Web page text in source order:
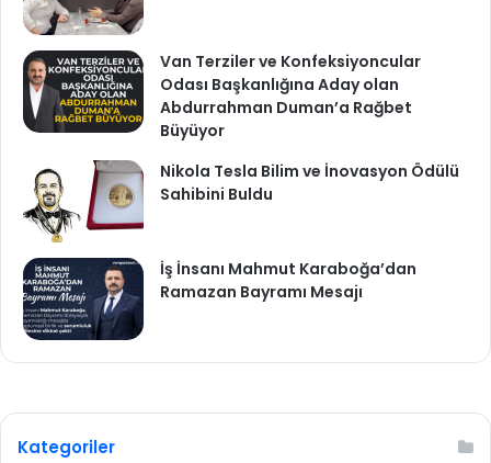
Van Terziler ve Konfeksiyoncular
Odası Başkanlığına Aday olan
Abdurrahman Duman’a Rağbet
Büyüyor
Nikola Tesla Bilim ve İnovasyon Ödülü
Sahibini Buldu
İş İnsanı Mahmut Karaboğa’dan
Ramazan Bayramı Mesajı
Kategoriler